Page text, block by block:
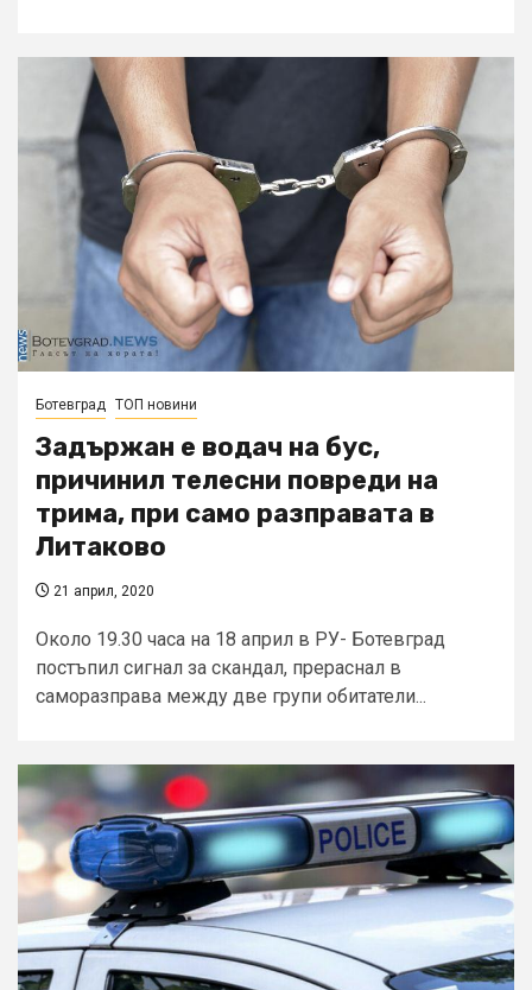
Ботевград ТОП новини
Задържан е водач на бус,
причинил телесни повреди на
трима, при само разправата в
Литаково
21 април, 2020
Около 19.30 часа на 18 април в РУ- Ботевград
постъпил сигнал за скандал, прераснал в
саморазправа между две групи обитатели...